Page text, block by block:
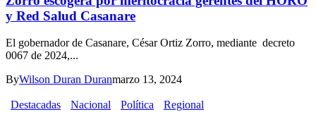
y Red Salud Casanare
El gobernador de Casanare, César Ortiz Zorro, mediante decreto
0067 de 2024,...
ByWilson Duran Duranmarzo 13, 2024
Destacadas Nacional Política Regional